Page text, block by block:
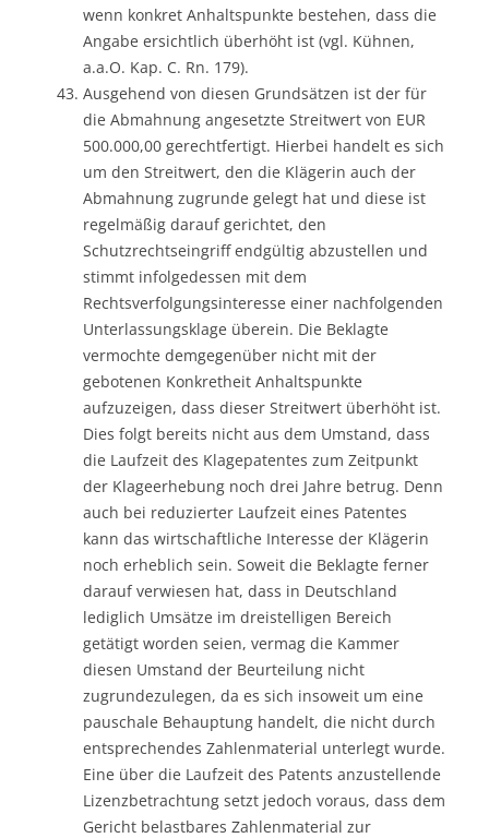
wenn konkret Anhaltspunkte bestehen, dass die
Angabe ersichtlich überhöht ist (vgl. Kühnen,
a.a.O. Kap. C. Rn. 179).
Ausgehend von diesen Grundsätzen ist der für
die Abmahnung angesetzte Streitwert von EUR
500.000,00 gerechtfertigt. Hierbei handelt es sich
um den Streitwert, den die Klägerin auch der
Abmahnung zugrunde gelegt hat und diese ist
regelmäßig darauf gerichtet, den
Schutzrechtseingriff endgültig abzustellen und
stimmt infolgedessen mit dem
Rechtsverfolgungsinteresse einer nachfolgenden
Unterlassungsklage überein. Die Beklagte
vermochte demgegenüber nicht mit der
gebotenen Konkretheit Anhaltspunkte
aufzuzeigen, dass dieser Streitwert überhöht ist.
Dies folgt bereits nicht aus dem Umstand, dass
die Laufzeit des Klagepatentes zum Zeitpunkt
der Klageerhebung noch drei Jahre betrug. Denn
auch bei reduzierter Laufzeit eines Patentes
kann das wirtschaftliche Interesse der Klägerin
noch erheblich sein. Soweit die Beklagte ferner
darauf verwiesen hat, dass in Deutschland
lediglich Umsätze im dreistelligen Bereich
getätigt worden seien, vermag die Kammer
diesen Umstand der Beurteilung nicht
zugrundezulegen, da es sich insoweit um eine
pauschale Behauptung handelt, die nicht durch
entsprechendes Zahlenmaterial unterlegt wurde.
Eine über die Laufzeit des Patents anzustellende
Lizenzbetrachtung setzt jedoch voraus, dass dem
Gericht belastbares Zahlenmaterial zur